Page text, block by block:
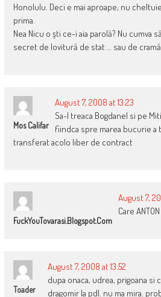
Honolulu. Deci e mai aproape, nu
prima.
Nea Nicu o şti ce-i aia parolă? Nu cumva
secret de lovitură de stat … sau de cramă
Mos Califar
August 7, 2008 at 13:23
Sa-l treaca Bogdanel si pe
fiindca spre marea bucurie
transferat acolo liber de contract
FuckYouTovarasi.blogspot.com
August 7,
Care
Toader
August 7, 2008 at 13:52
dupa onaca, udrea, prigoana si
dragomir la pdl. nu ma mira.